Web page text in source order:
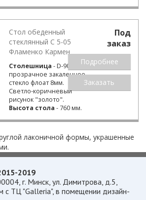
Стол обеденный
стеклянный С 5-05
Фламенко Кармен
Столешница - D-900 мм
прозрачное закаленное
стекло флоат 8мм.
Светло-коричневый
рисунок "золото".
Высота стола - 760 мм.
Под
заказ
Подробнее
Заказать
лаконичной формы, украшенные
2019
г. Минск, ул. Димитрова, д.5,
с ТЦ "Galleria", в помещении дизайн-